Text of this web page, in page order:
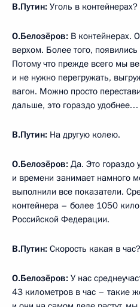
В.Путин: Уголь в контейнерах?
О.Белозёров: В контейнерах.
верхом. Более того,
Потому что прежде всего мы
и не нужно перегружать,
вагон. Можно просто
дальше, это гораздо удобнее…
В.Путин: На другую колею.
О.Белозёров: Да. Это гораздо
и времени занимает намного
выполнили все показатели.
контейнера – более 1050
Российской Федерации.
В.Путин: Скорость какая в час?
О.Белозёров: У нас
43 километров в час – такие